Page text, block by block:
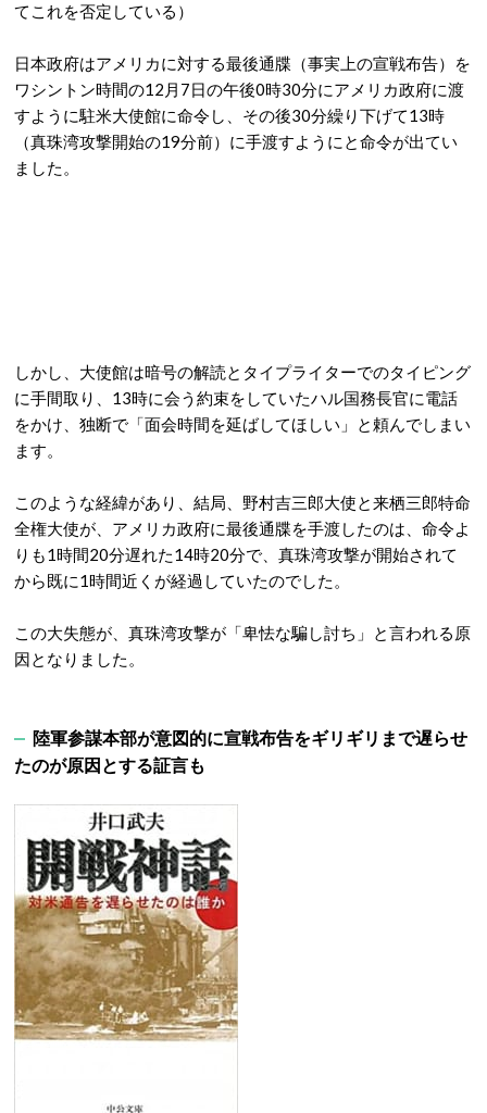
てこれを否定している）
日本政府はアメリカに対する最後通牒（事実上の宣戦布告）を
ワシントン時間の12月7日の午後0時30分にアメリカ政府に渡
すように駐米大使館に命令し、その後30分繰り下げて13時
（真珠湾攻撃開始の19分前）に手渡すようにと命令が出てい
ました。
しかし、大使館は暗号の解読とタイプライターでのタイピング
に手間取り、13時に会う約束をしていたハル国務長官に電話
をかけ、独断で「面会時間を延ばしてほしい」と頼んでしまい
ます。
このような経緯があり、結局、野村吉三郎大使と来栖三郎特命
全権大使が、アメリカ政府に最後通牒を手渡したのは、命令よ
りも1時間20分遅れた14時20分で、真珠湾攻撃が開始されて
から既に1時間近くが経過していたのでした。
この大失態が、真珠湾攻撃が「卑怯な騙し討ち」と言われる原
因となりました。
陸軍参謀本部が意図的に宣戦布告をギリギリまで遅らせ
たのが原因とする証言も